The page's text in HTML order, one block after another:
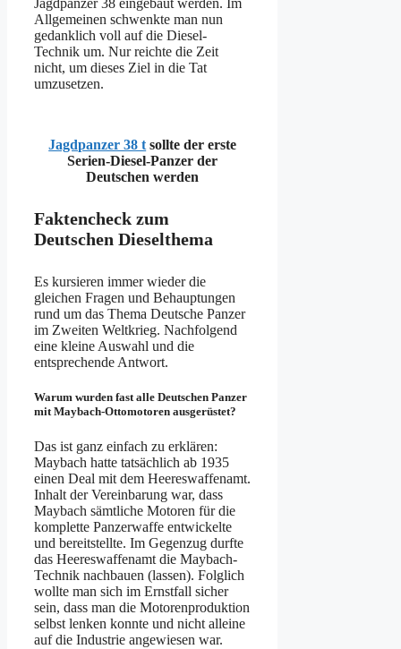
Allgemeinen schwenkte man nun
gedanklich voll auf die Diesel-
Technik um. Nur reichte die Zeit
nicht, um dieses Ziel in die Tat
umzusetzen.
Jagdpanzer 38 t sollte der erste
Serien-Diesel-Panzer der
Deutschen werden
Faktencheck zum
Deutschen Dieselthema
Es kursieren immer wieder die
gleichen Fragen und Behauptungen
rund um das Thema Deutsche Panzer
im Zweiten Weltkrieg. Nachfolgend
eine kleine Auswahl und die
entsprechende Antwort.
Warum wurden fast alle Deutschen Panzer
mit Maybach-Ottomotoren ausgerüstet?
Das ist ganz einfach zu erklären:
Maybach hatte tatsächlich ab 1935
einen Deal mit dem Heereswaffenamt.
Inhalt der Vereinbarung war, dass
Maybach sämtliche Motoren für die
komplette Panzerwaffe entwickelte
und bereitstellte. Im Gegenzug durfte
das Heereswaffenamt die Maybach-
Technik nachbauen (lassen). Folglich
wollte man sich im Ernstfall sicher
sein, dass man die Motorenproduktion
selbst lenken konnte und nicht alleine
auf die Industrie angewiesen war.